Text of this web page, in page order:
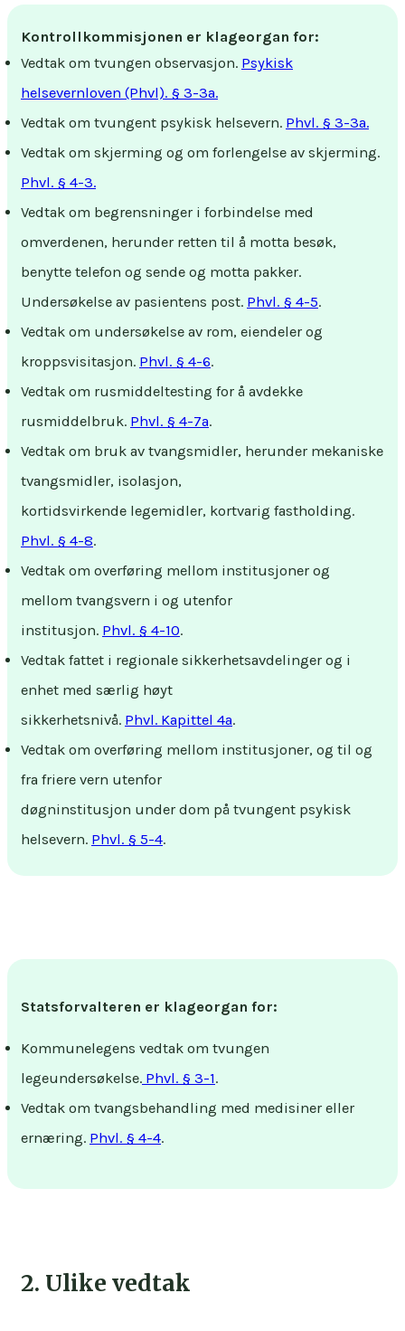
Kontrollkommisjonen er klageorgan for:
Vedtak om tvungen observasjon. Psykisk
helsevernloven (Phvl). § 3-3a.
Vedtak om tvungent psykisk helsevern. Phvl. § 3-3a.
Vedtak om skjerming og om forlengelse av skjerming.
Phvl. § 4-3.
Vedtak om begrensninger i forbindelse med
omverdenen, herunder retten til å motta besøk,
benytte telefon og sende og motta pakker.
Undersøkelse av pasientens post. Phvl. § 4-5.
Vedtak om undersøkelse av rom, eiendeler og
kroppsvisitasjon. Phvl. § 4-6.
Vedtak om rusmiddeltesting for å avdekke
rusmiddelbruk. Phvl. § 4-7a.
Vedtak om bruk av tvangsmidler, herunder mekaniske
tvangsmidler, isolasjon,
kortidsvirkende legemidler, kortvarig fastholding.
Phvl. § 4-8.
Vedtak om overføring mellom institusjoner og
mellom tvangsvern i og utenfor
institusjon. Phvl. § 4-10.
Vedtak fattet i regionale sikkerhetsavdelinger og i
enhet med særlig høyt
sikkerhetsnivå. Phvl. Kapittel 4a.
Vedtak om overføring mellom institusjoner, og til og
fra friere vern utenfor
døgninstitusjon under dom på tvungent psykisk
helsevern. Phvl. § 5-4.
Statsforvalteren er klageorgan for:
Kommunelegens vedtak om tvungen
legeundersøkelse. Phvl. § 3-1.
Vedtak om tvangsbehandling med medisiner eller
ernæring. Phvl. § 4-4.
2. Ulike vedtak